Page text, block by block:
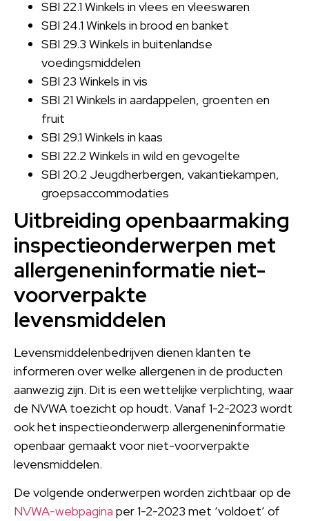
SBI 22.1 Winkels in vlees en vleeswaren
SBI 24.1 Winkels in brood en banket
SBI 29.3 Winkels in buitenlandse
voedingsmiddelen
SBI 23 Winkels in vis
SBI 21 Winkels in aardappelen, groenten en
fruit
SBI 29.1 Winkels in kaas
SBI 22.2 Winkels in wild en gevogelte
SBI 20.2 Jeugdherbergen, vakantiekampen,
groepsaccommodaties
Uitbreiding openbaarmaking
inspectieonderwerpen met
allergeneninformatie niet-
voorverpakte
levensmiddelen
Levensmiddelenbedrijven dienen klanten te
informeren over welke allergenen in de producten
aanwezig zijn. Dit is een wettelijke verplichting, waar
de NVWA toezicht op houdt. Vanaf 1-2-2023 wordt
ook het inspectieonderwerp allergeneninformatie
openbaar gemaakt voor niet-voorverpakte
levensmiddelen.
De volgende onderwerpen worden zichtbaar op de
NVWA-webpagina per 1-2-2023 met ‘voldoet’ of